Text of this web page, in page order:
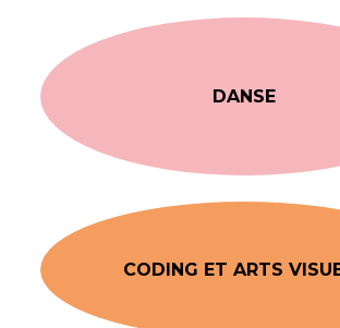
DANSE
CODING ET ARTS